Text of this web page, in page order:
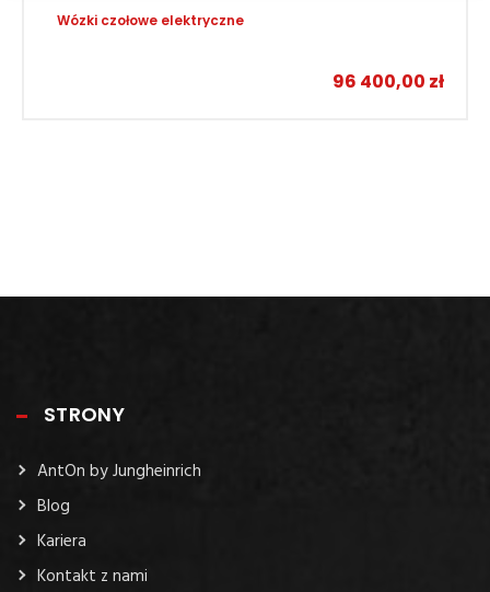
Wózki czołowe elektryczne
96 400,00 zł
STRONY
AntOn by Jungheinrich
Blog
Kariera
Kontakt z nami